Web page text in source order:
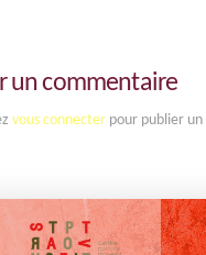
un commentaire
vous connecterpour publier